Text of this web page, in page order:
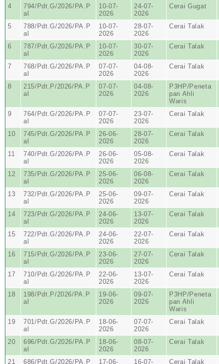
4
794/Pdt.G/2026/PA.P
al
10-07-
2026
24-07-
2026
Cerai Gugat
5
788/Pdt.G/2026/PA.P
al
10-07-
2026
28-07-
2026
Cerai Talak
6
787/Pdt.G/2026/PA.P
al
10-07-
2026
30-07-
2026
Cerai Talak
7
768/Pdt.G/2026/PA.P
al
07-07-
2026
04-08-
2026
Cerai Talak
8
215/Pdt.P/2026/PA.P
al
07-07-
2026
04-08-
2026
P3HP/Peneta
pan Ahli
Waris
9
764/Pdt.G/2026/PA.P
al
07-07-
2026
23-07-
2026
Cerai Talak
10
745/Pdt.G/2026/PA.P
al
26-06-
2026
28-07-
2026
Cerai Talak
11
740/Pdt.G/2026/PA.P
al
26-06-
2026
05-08-
2026
Cerai Talak
12
735/Pdt.G/2026/PA.P
al
25-06-
2026
06-08-
2026
Cerai Talak
13
732/Pdt.G/2026/PA.P
al
25-06-
2026
09-07-
2026
Cerai Talak
14
723/Pdt.G/2026/PA.P
al
24-06-
2026
13-07-
2026
Cerai Talak
15
722/Pdt.G/2026/PA.P
al
24-06-
2026
22-07-
2026
Cerai Talak
16
715/Pdt.G/2026/PA.P
al
23-06-
2026
27-07-
2026
Cerai Talak
17
710/Pdt.G/2026/PA.P
al
22-06-
2026
13-07-
2026
Cerai Talak
18
198/Pdt.P/2026/PA.P
al
19-06-
2026
09-07-
2026
P3HP/Peneta
pan Ahli
Waris
19
701/Pdt.G/2026/PA.P
al
18-06-
2026
07-07-
2026
Cerai Talak
20
696/Pdt.G/2026/PA.P
al
18-06-
2026
08-07-
2026
Cerai Talak
21
686/Pdt.G/2026/PA.P
17-06-
16-07-
Cerai Talak